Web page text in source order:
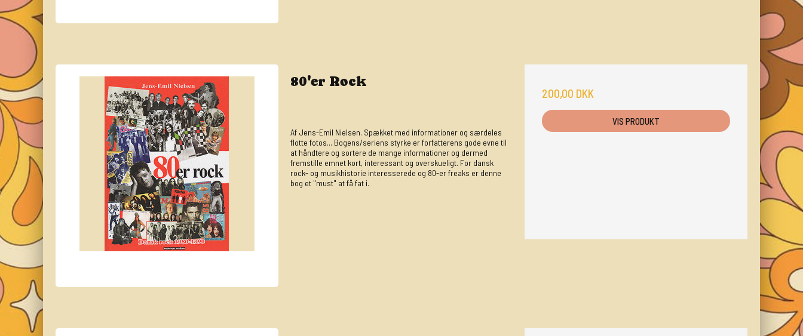
80'er Rock
Af Jens-Emil Nielsen. Spækket med informationer og særdeles
flotte fotos... Bogens/seriens styrke er forfatterens gode evne til
at håndtere og sortere de mange informationer og dermed
fremstille emnet kort, interessant og overskueligt. For dansk
rock- og musikhistorie interesserede og 80-er freaks er denne
bog et "must" at få fat i.
200,00 DKK
VIS PRODUKT